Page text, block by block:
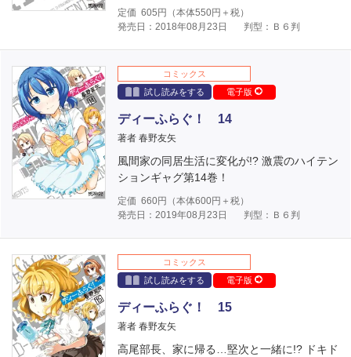
定価 605 円（本体550円＋税）
発売日：2018年08月23日
判型：Ｂ６判
コミックス
試し読みをする
電子版
ディーふらぐ！ 14
著者 春野友矢
風間家の同居生活に変化が!? 激震のハイテン
ションギャグ第14巻！
定価 660円（本体600円＋税）
発売日：2019年08月23日
判型：Ｂ６判
コミックス
試し読みをする
電子版
ディーふらぐ！ 15
著者 春野友矢
高尾部長、家に帰る…堅次と一緒に!? ドキド